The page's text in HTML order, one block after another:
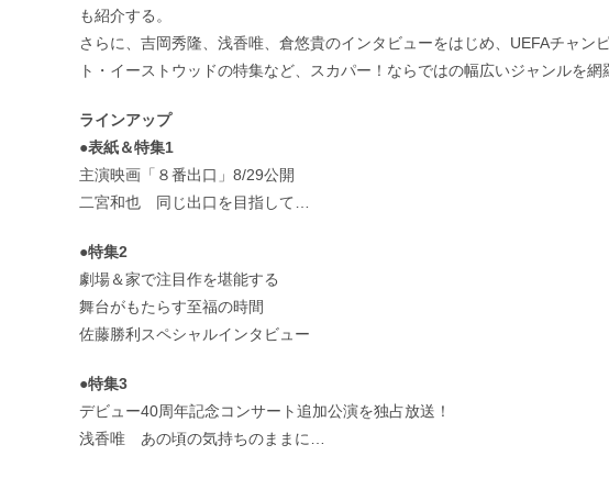
も紹介する。
さらに、吉岡秀隆、浅香唯、倉悠貴のインタビューをはじめ、UEFAチャン
ト・イーストウッドの特集など、スカパー！ならではの幅広いジャンルを網
ラインアップ
●表紙＆特集1
主演映画「８番出口」8/29公開
二宮和也 同じ出口を目指して…
●特集2
劇場＆家で注目作を堪能する
舞台がもたらす至福の時間
佐藤勝利スペシャルインタビュー
●特集3
デビュー40周年記念コンサート追加公演を独占放送！
浅香唯 あの頃の気持ちのままに…